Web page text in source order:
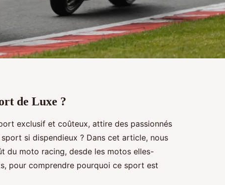
de Luxe ?
exclusif et coûteux, attire des passionnés
si dispendieux ? Dans cet article, nous
du moto racing, desde les motos elles-
pour comprendre pourquoi ce sport est